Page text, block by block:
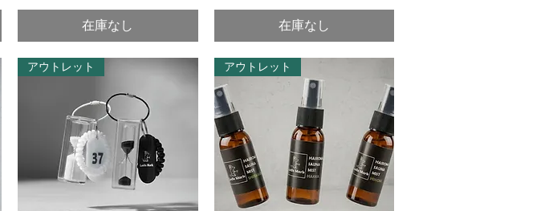
在庫なし 在庫なし
アウトレット アウトレット